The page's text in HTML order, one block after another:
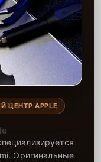
APPLE
Оригинальные